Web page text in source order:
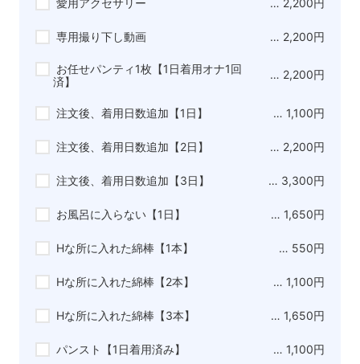
専用撮り下し動画 … 2,200円
お任せパンティ1枚【1日着用オナ1回
済】
… 2,200円
注文後、着用日数追加【1日】 … 1,100円
注文後、着用日数追加【2日】 … 2,200円
注文後、着用日数追加【3日】 … 3,300円
お風呂に入らない【1日】 … 1,650円
Hな所に入れた綿棒【1本】 … 550円
Hな所に入れた綿棒【2本】 … 1,100円
Hな所に入れた綿棒【3本】 … 1,650円
パンスト【1日着用済み】 … 1,100円